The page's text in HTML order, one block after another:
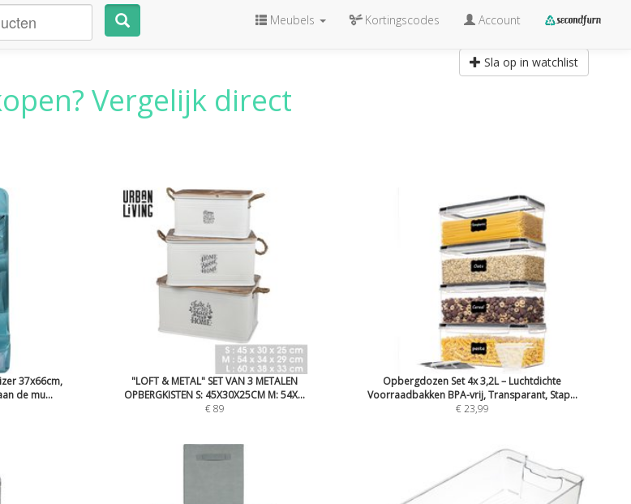
Meubels Kortingscodes Account
Sla op in watchlist
Vergelijk direct
37x66cm,
de mu...
"LOFT & METAL" SET VAN 3 METALEN
OPBERGKISTEN S: 45X30X25CM M: 54X...
€ 89
Opbergdozen Set 4x 3,2L – Luchtdichte
Voorraadbakken BPA-vrij, Transparant, Stap...
€ 23,99